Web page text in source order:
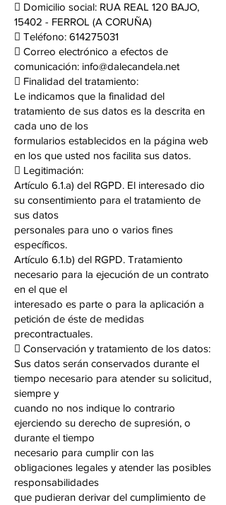
 Domicilio social: RUA REAL 120 BAJO,
15402 - FERROL (A CORUÑA)
 Teléfono: 614275031
 Correo electrónico a efectos de
comunicación: info@dalecandela.net
 Finalidad del tratamiento:
Le indicamos que la finalidad del
tratamiento de sus datos es la descrita en
cada uno de los
formularios establecidos en la página web
en los que usted nos facilita sus datos.
 Legitimación:
Artículo 6.1.a) del RGPD. El interesado dio
su consentimiento para el tratamiento de
sus datos
personales para uno o varios fines
específicos.
Artículo 6.1.b) del RGPD. Tratamiento
necesario para la ejecución de un contrato
en el que el
interesado es parte o para la aplicación a
petición de éste de medidas
precontractuales.
 Conservación y tratamiento de los datos:
Sus datos serán conservados durante el
tiempo necesario para atender su solicitud,
siempre y
cuando no nos indique lo contrario
ejerciendo su derecho de supresión, o
durante el tiempo
necesario para cumplir con las
obligaciones legales y atender las posibles
responsabilidades
que pudieran derivar del cumplimiento de